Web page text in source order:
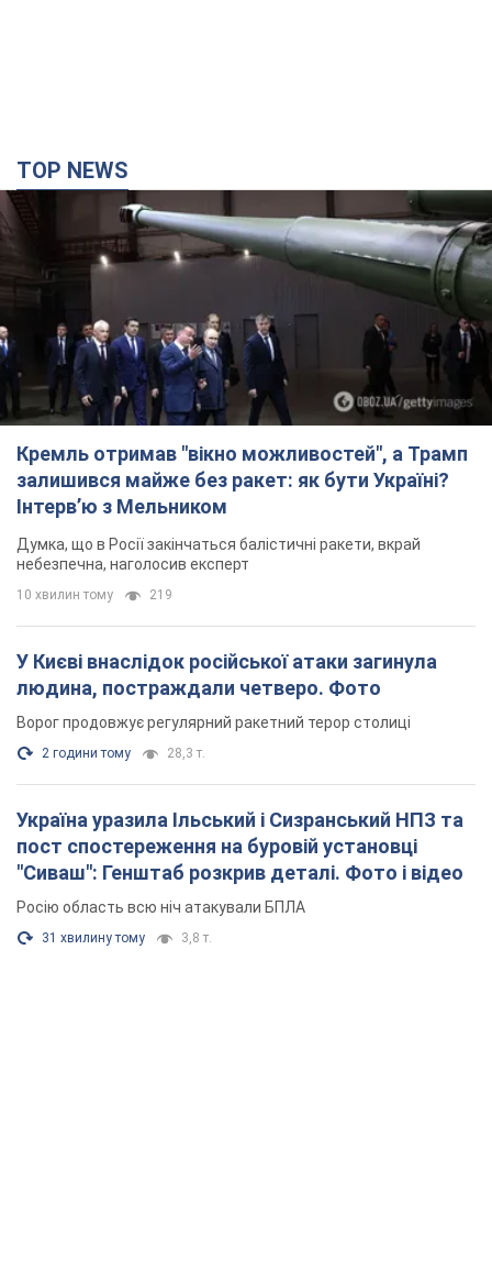
TOP NEWS
Кремль отримав "вікно можливостей", а Трамп
залишився майже без ракет: як бути Україні?
Інтерв’ю з Мельником
Думка, що в Росії закінчаться балістичні ракети, вкрай
небезпечна, наголосив експерт
10 хвилин тому 219
У Києві внаслідок російської атаки загинула
людина, постраждали четверо. Фото
Ворог продовжує регулярний ракетний терор столиці
2 години тому 28,3 т.
Україна уразила Ільський і Сизранський НПЗ та
пост спостереження на буровій установці
"Сиваш": Генштаб розкрив деталі. Фото і відео
Росію область всю ніч атакували БПЛА
31 хвилину тому 3,8 т.